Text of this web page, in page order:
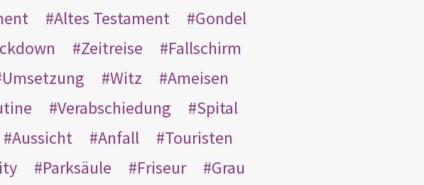
Altes Testament
Gondel
Zeitreise
Fallschirm
Umsetzung Witz
Ameisen
Verabschiedung
Spital
Aussicht Anfall
Touristen
Parksäule Friseur
Grau